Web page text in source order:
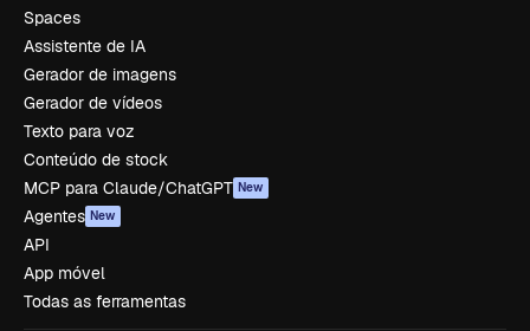
Spaces
Assistente de IA
Gerador de imagens
Gerador de vídeos
Texto para voz
Conteúdo de stock
MCP para Claude/ChatGPT New
Agentes New
API
App móvel
Todas as ferramentas